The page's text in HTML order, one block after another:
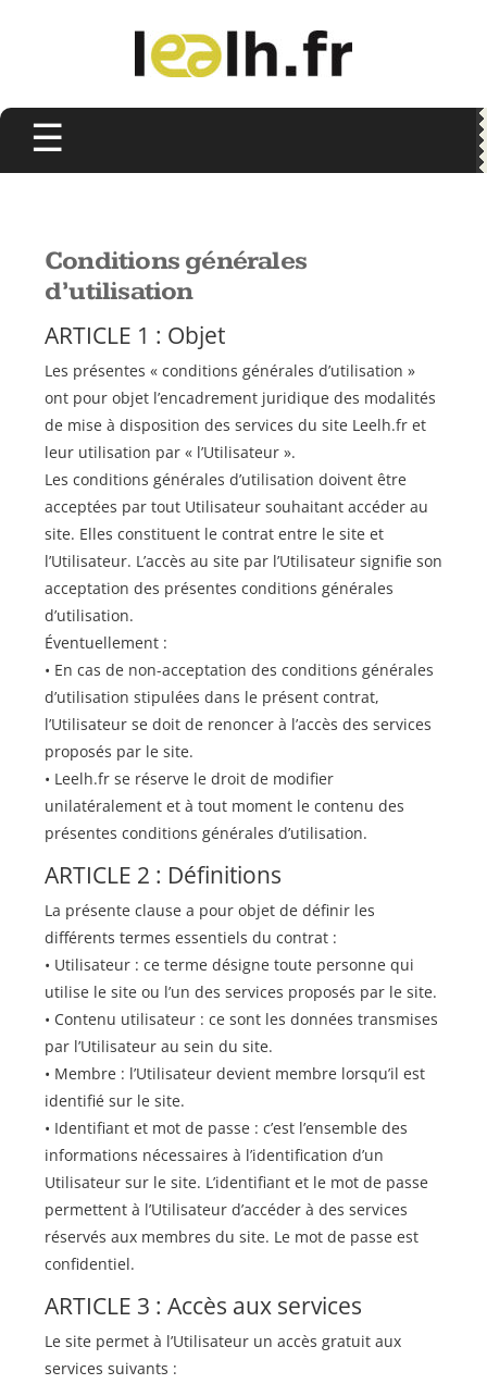
Conditions générales
d’utilisation
ARTICLE 1 : Objet
Les présentes « conditions générales d’utilisation »
ont pour objet l’encadrement juridique des modalités
de mise à disposition des services du site Leelh.fr et
leur utilisation par « l’Utilisateur ».
Les conditions générales d’utilisation doivent être
acceptées par tout Utilisateur souhaitant accéder au
site. Elles constituent le contrat entre le site et
l’Utilisateur. L’accès au site par l’Utilisateur signifie son
acceptation des présentes conditions générales
d’utilisation.
Éventuellement :
• En cas de non-acceptation des conditions générales
d’utilisation stipulées dans le présent contrat,
l’Utilisateur se doit de renoncer à l’accès des services
proposés par le site.
• Leelh.fr se réserve le droit de modifier
unilatéralement et à tout moment le contenu des
présentes conditions générales d’utilisation.
ARTICLE 2 : Définitions
La présente clause a pour objet de définir les
différents termes essentiels du contrat :
• Utilisateur : ce terme désigne toute personne qui
utilise le site ou l’un des services proposés par le site.
• Contenu utilisateur : ce sont les données transmises
par l’Utilisateur au sein du site.
• Membre : l’Utilisateur devient membre lorsqu’il est
identifié sur le site.
• Identifiant et mot de passe : c’est l’ensemble des
informations nécessaires à l’identification d’un
Utilisateur sur le site. L’identifiant et le mot de passe
permettent à l’Utilisateur d’accéder à des services
réservés aux membres du site. Le mot de passe est
confidentiel.
ARTICLE 3 : Accès aux services
Le site permet à l’Utilisateur un accès gratuit aux
services suivants :